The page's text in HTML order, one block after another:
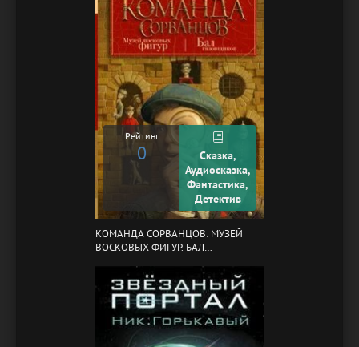
Рейтинг
0
Сказка,
Аудиосказка,
Фантастика,
Детектив
КОМАНДА СОРВАНЦОВ: МУЗЕЙ
ВОСКОВЫХ ФИГУР. БАЛ